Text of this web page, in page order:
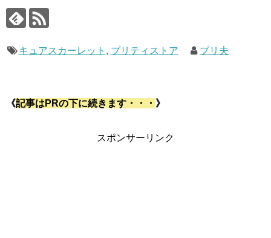
キュアスカーレット , プリティストア プリ夫
《記事はPRの下に続きます・・・ 》
スポンサーリンク